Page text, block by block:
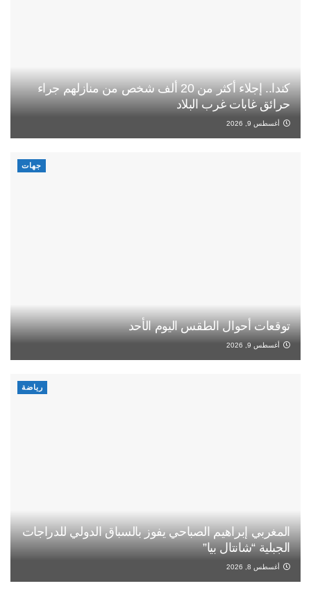
كندا.. إجلاء أكثر من 20 ألف شخص من منازلهم جراء
حرائق غابات غرب البلاد
أغسطس 9, 2026
جهات
توقعات أحوال الطقس اليوم الأحد
أغسطس 9, 2026
رياضة
المغربي إبراهيم الصباحي يفوز بالسباق الدولي للدراجات
الجبلية “شانتال بيا”
أغسطس 8, 2026